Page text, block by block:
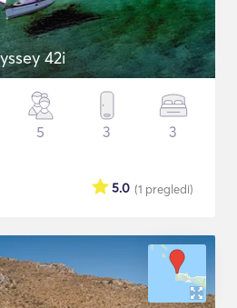
42i
5 3 3
(1 pregledi)
5.0